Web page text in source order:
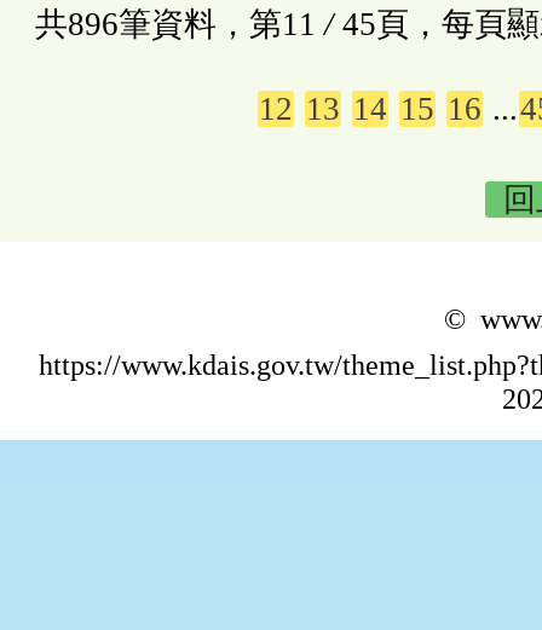
共896筆資料，第11 /45頁，每頁
12 13 14 15 16 ...
©
https://www.kdais.gov.tw/